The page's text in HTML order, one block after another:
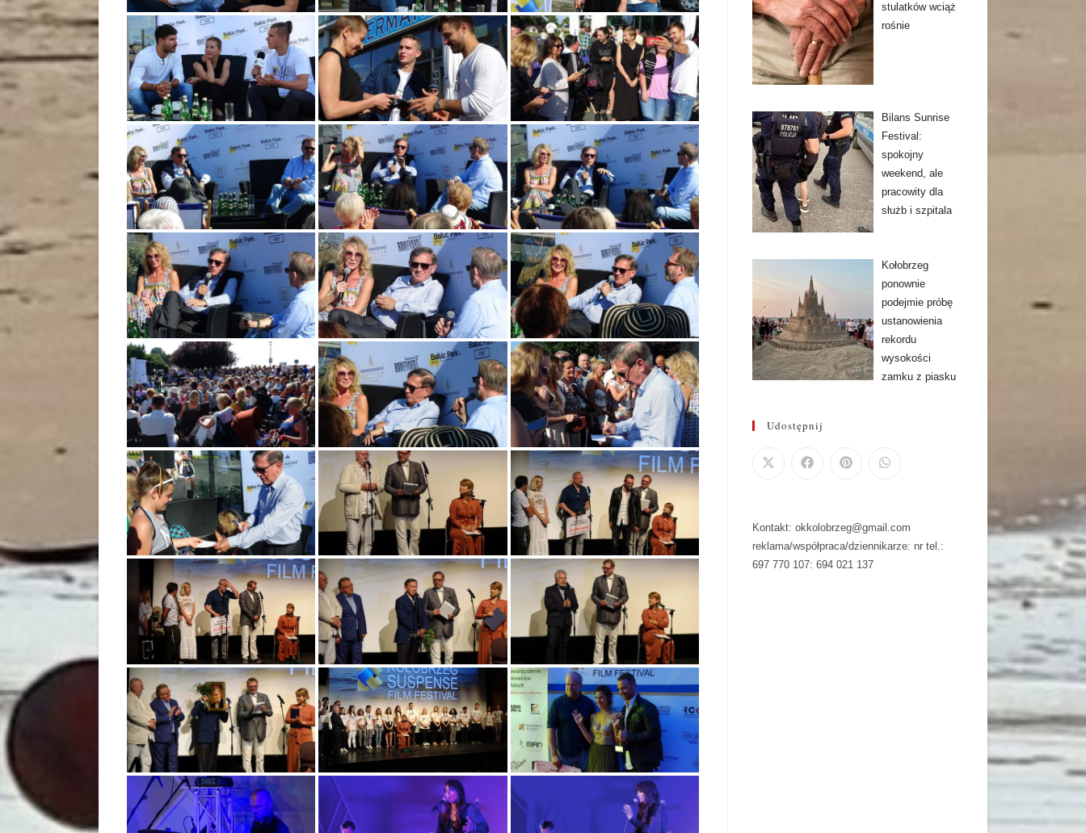
stulatków wciąż
rośnie
Bilans Sunrise
Festival:
spokojny
weekend, ale
pracowity dla
służb i szpitala
Kołobrzeg
ponownie
podejmie próbę
ustanowienia
rekordu
wysokości
zamku z piasku
Udostępnij
Kontakt: okkolobrzeg@gmail.com
reklama/współpraca/dziennikarze: nr tel.:
697 770 107: 694 021 137